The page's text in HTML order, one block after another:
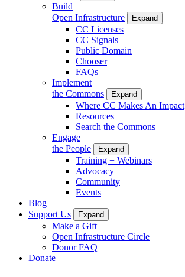
Build
Open Infrastructure
Expand
CC Licenses
CC Signals
Public Domain
Chooser
FAQs
Implement
the Commons
Expand
Where CC Makes An Impact
Resources
Search the Commons
Engage
the People
Expand
Training + Webinars
Advocacy
Community
Events
Blog
Support Us
Expand
Make a Gift
Open Infrastructure Circle
Donor FAQ
Donate